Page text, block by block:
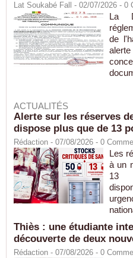
Lat Soukabé Fall - 02/07/2026 - 0
La
de
ACTUALITÉS
Alerte sur les réserves
dispose plus que de 13
Rédaction - 07/08/2026 - 0
Les
à un
13
Thiès : une étudiante
découverte de deux
Rédaction - 07/08/2026 - 0